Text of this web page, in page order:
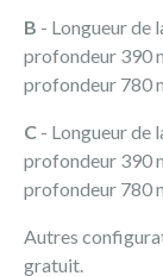
B - Longueur de
profondeur 390
profondeur 780
C - Longueur de
profondeur 390
profondeur 780
Autres
gratuit.